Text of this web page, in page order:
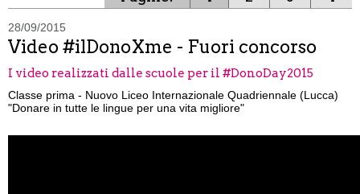
28/09/2015
Video #ilDonoXme - Fuori concorso
I video realizzati dalle scuole per il #DonoDay2015
Classe prima - Nuovo Liceo Internazionale Quadriennale (Lucca)
"Donare in tutte le lingue per una vita migliore"